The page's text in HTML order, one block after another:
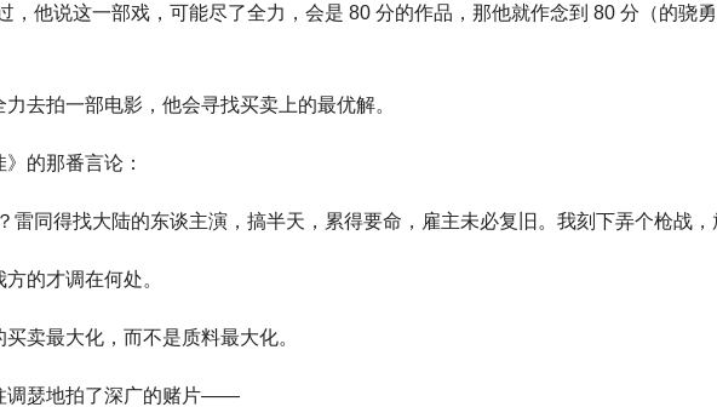
，他说这一部戏，可能尽了全力，会是 80 分的作品，那他就作念到 80 分（的骁
去拍一部电影，他会寻找买卖上的最优解。
的那番言论：
雷同得找大陆的东谈主演，搞半天，累得要命，雇主未必复旧。我刻下弄个枪战
的才调在何处。
卖最大化，而不是质料最大化。
调瑟地拍了深广的赌片——